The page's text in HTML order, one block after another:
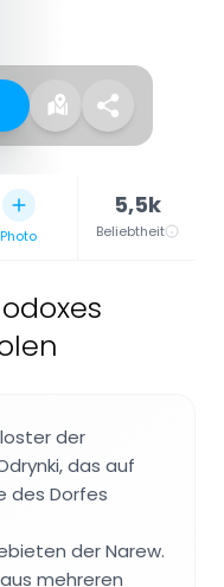
Photo
5,5k
Beliebtheit
der
das auf
des Dorfes
der Narew.
mehreren